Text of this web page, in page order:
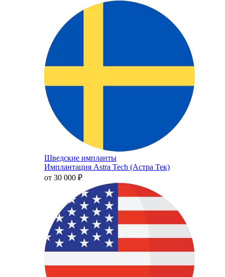
Шведские импланты
Имплантация Astra Tech (Астра Тек)
от 30 000 ₽